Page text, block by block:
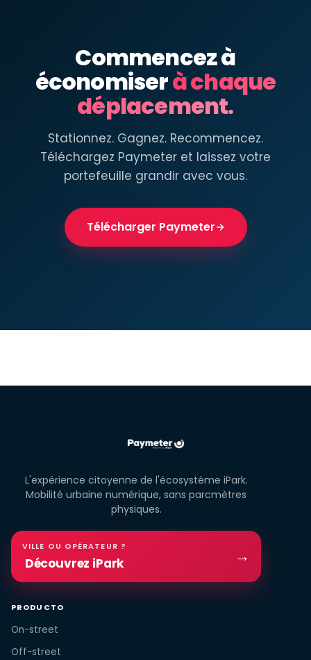
Commencez à
économiserà chaque
déplacement.
Stationnez. Gagnez. Recommencez.
Téléchargez Paymeter et laissez votre
portefeuille grandir avec vous.
Télécharger Paymeter
L'expérience citoyenne de l'écosystème iPark.
Mobilité urbaine numérique, sans parcmètres
physiques.
VILLE OU OPÉRATEUR ?
Découvrez iPark →
PRODUCTO
On-street
Off-street